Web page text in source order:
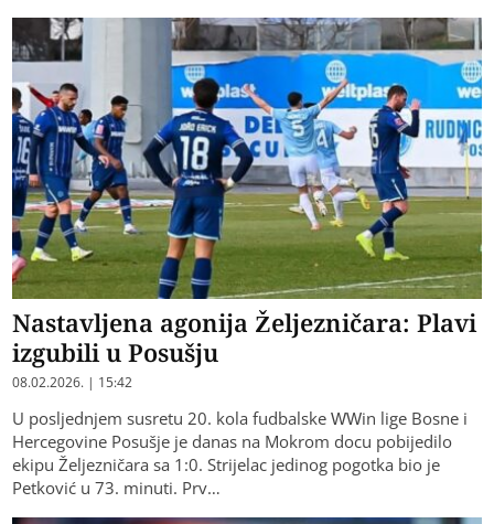
Nastavljena agonija Željezničara: Plavi
izgubili u Posušju
08.02.2026. | 15:42
U posljednjem susretu 20. kola fudbalske WWin lige Bosne i
Hercegovine Posušje je danas na Mokrom docu pobijedilo
ekipu Željezničara sa 1:0. Strijelac jedinog pogotka bio je
Petković u 73. minuti. Prv…